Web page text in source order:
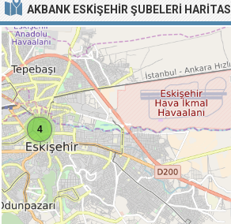
AKBANK ESKIŞEHIR ŞUBELERI HARITASI
4